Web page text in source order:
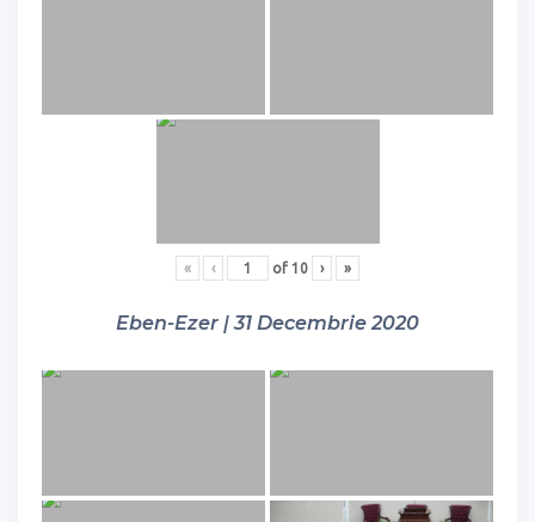
« ‹ of 10 › »
Eben-Ezer | 31 Decembrie 2020